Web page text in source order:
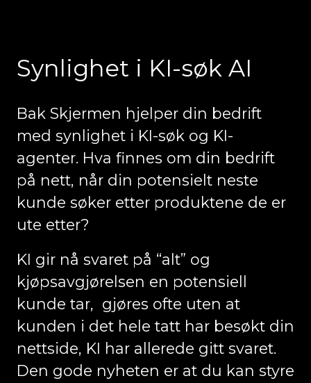
Synlighet i KI-søk AI
Bak Skjermen hjelper din bedrift
med synlighet i KI-søk og KI-
agenter. Hva finnes om din bedrift
på nett, når din potensielt neste
kunde søker etter produktene de er
ute etter?
KI gir nå svaret på “alt” og
kjøpsavgjørelsen en potensiell
kunde tar, gjøres ofte uten at
kunden i det hele tatt har besøkt din
nettside, KI har allerede gitt svaret.
Den gode nyheten er at du kan styre